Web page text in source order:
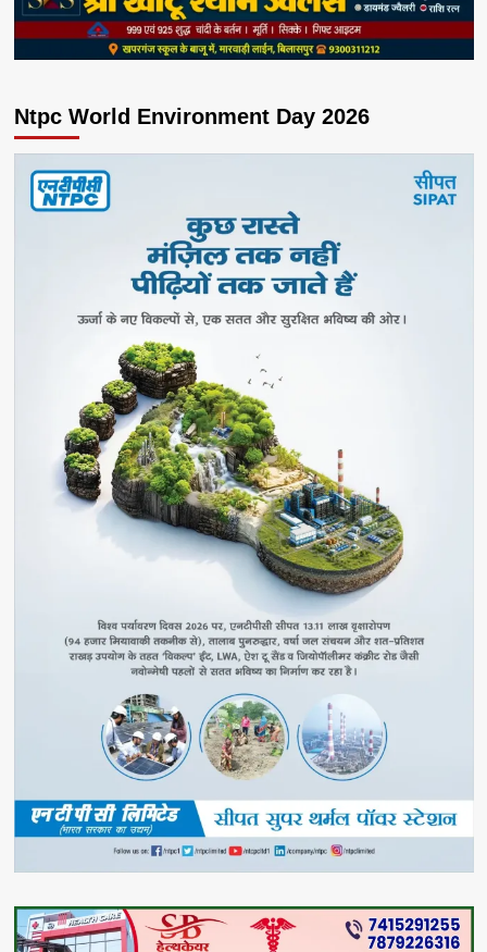
Ntpc World Environment Day 2026